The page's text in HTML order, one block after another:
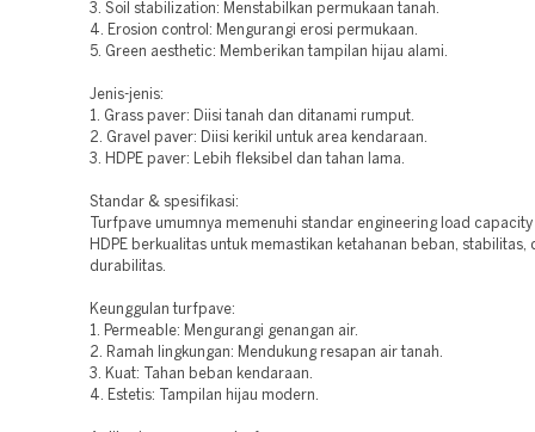
3. Soil stabilization: Menstabilkan permukaan tanah.
4. Erosion control: Mengurangi erosi permukaan.
5. Green aesthetic: Memberikan tampilan hijau alami.
Jenis-jenis:
1. Grass paver: Diisi tanah dan ditanami rumput.
2. Gravel paver: Diisi kerikil untuk area kendaraan.
3. HDPE paver: Lebih fleksibel dan tahan lama.
Standar & spesifikasi:
Turfpave umumnya memenuhi standar engineering load
HDPE berkualitas untuk memastikan ketahanan beban, stabilitas,
durabilitas.
Keunggulan turfpave:
1. Permeable: Mengurangi genangan air.
2. Ramah lingkungan: Mendukung resapan air tanah.
3. Kuat: Tahan beban kendaraan.
4. Estetis: Tampilan hijau modern.